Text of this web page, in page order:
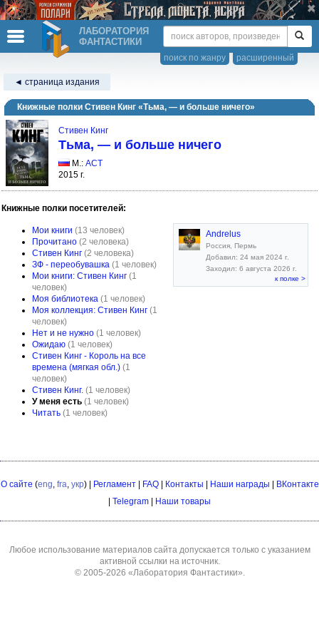
ЛАБОРАТОРИЯ
ФАНТАСТИКИ
расширенный
поиск по жанру
◄ страница издания
Книжные полки Стивен Кинг «Тьма, — и больше ничего»
Стивен Кинг
Тьма, — и больше ничего
М.: АСТ
2015 г.
Книжные полки посетителей:
Мои книги (13 человек)
Прочитано (2 человека)
Стивен Кинг (2 человека)
ЗФ - переобувашка (1 человек)
Мои книги: Стивен Кинг (1
человек)
Моя библиотека (1 человек)
Моя коллекция: Стивен Кинг (1
человек)
Нет и не нужно (1 человек)
Ожидаю (1 человек)
Стивен Кинг - Король на все
времена (мягкая обл.) (1
человек)
Стивен Кинг. (1 человек)
У меня есть (1 человек)
Читать (1 человек)
Andrelus
Россия, Пермь
Добавил: 24 мая 2024 г.
Заходил: 6 августа 2026 г.
к полке >
О сайте (eng, fra, укр) | Регламент| FAQ| Контакты Наши награды
ВКонтакте
Telegram Наши товары
Любое использование материалов сайта допускается только с указанием
активной ссылки на источник.
© 2005-2026 «Лаборатория Фантастики».